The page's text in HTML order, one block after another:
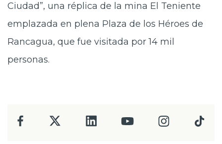
Ciudad”, una réplica de la mina El Teniente
emplazada en plena Plaza de los Héroes de
Rancagua, que fue visitada por 14 mil
personas.